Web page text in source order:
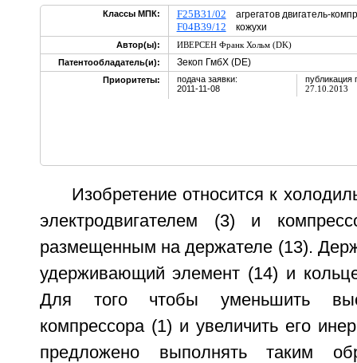
Классы МПК: F25B31/02 агрегатов двигатель-
F04B39/12 кожухи
Автор(ы):
ИВЕРСЕН Франк Хольм (DK)
Патентообладатель(и):
Зекоп ГмбХ (DE)
Приоритеты:
подача заявки:
2011-11-08
публикация
27.10.2013
Изобретение относится к
электродвигателем (3) и
размещенным на держателе (13).
удерживающий элемент (14) и
Для того чтобы уменьшить
компрессора (1) и увеличить его
предложено выполнять таким